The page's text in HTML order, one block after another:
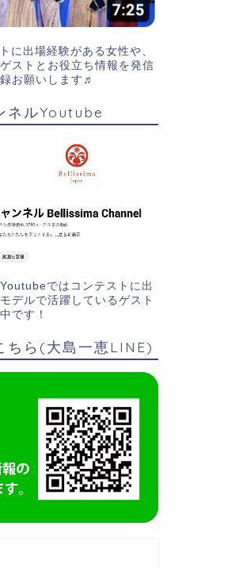
に出場経験がある女性や、
ストとお役立ち情報を発信
お願いします♬
ネルYoutube
ではコンテストに出
デルで活躍しているゲスト
です！
ちら(大島一恵LINE)